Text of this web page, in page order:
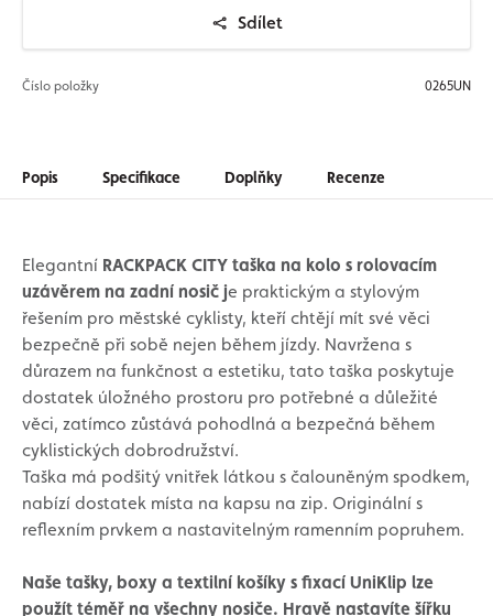
Sdílet
Číslo položky 0265UN
Popis Specifikace Doplňky Recenze
Elegantní RACKPACK CITY taška na kolo s rolovacím
uzávěrem na zadní nosič je praktickým a stylovým
řešením pro městské cyklisty, kteří chtějí mít své věci
bezpečně při sobě nejen během jízdy. Navržena s
důrazem na funkčnost a estetiku, tato taška poskytuje
dostatek úložného prostoru pro potřebné a důležité
věci, zatímco zůstává pohodlná a bezpečná během
cyklistických dobrodružství.
Taška má podšitý vnitřek látkou s čalouněným spodkem,
nabízí dostatek místa na kapsu na zip. Originální s
reflexním prvkem a nastavitelným ramenním popruhem.
Naše tašky, boxy a textilní košíky s fixací UniKlip lze
použít téměř na všechny nosiče. Hravě nastavíte šířku